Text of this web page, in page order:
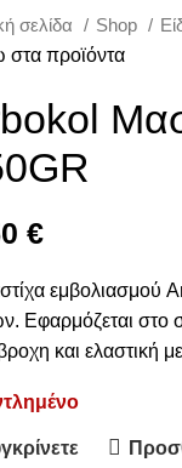
σελίδα Shop
στα προϊόντα
€
εμβολιασμού
Εφαρμόζεται στο
και ελαστική